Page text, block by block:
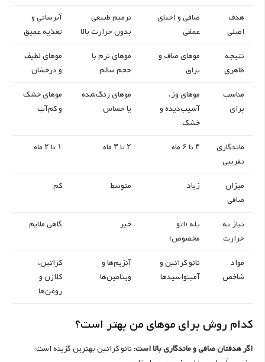
هدف
اصلی
صافی و احیای
عمقی
ترمیم طبیعی
بدون حرارت بالا
آبرسانی و
تغذیه عمیق
نتیجه
ظاهری
موهای صاف و
براق
موهای نرم با
حجم سالم
موهای لطیف
و درخشان
مناسب
برای
موهای وز،
آسیب‌دیده و
خشک
موهای رنگ‌شده
یا حساس
موهای خشک
و کم‌آب
ماندگاری
تقریبی
۴ تا ۶ ماه ۲ تا ۳ ماه ۱ تا ۲ ماه
میزان
صافی
زیاد متوسط کم
نیاز به
حرارت
بله (اتو
مخصوص)
خیر گاهی ملایم
مواد
شاخص
نانو کراتین و
آمینواسیدها
آنزیم‌ها و
ویتامین‌ها
کراتین،
کلاژن و
روغن‌ها
کدام روش برای موهای من بهتر است؟
اگر هدفتان صافی و ماندگاری بالا است:نانو کراتین بهترین گزینه است؛